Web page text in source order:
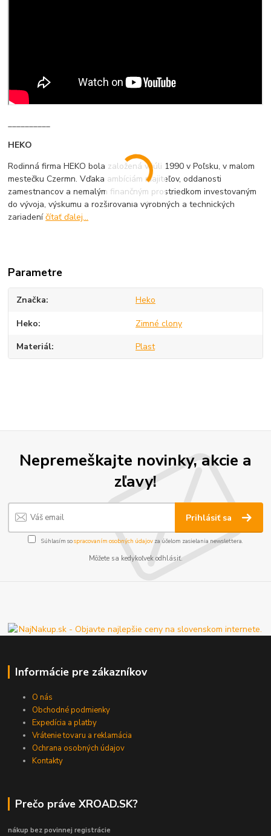
__________
HEKO
Rodinná firma HEKO bola založená v júli 1990 v Poľsku, v malom
mestečku Czermn. Vďaka ambíciám majiteľov, oddanosti
zamestnancov a nemalým finančným prostriedkom investovaným
do vývoja, výskumu a rozširovania výrobných a technických
zariadeníčítať ďalej...
Parametre
Značka Heko
Heko Zimné clony
Materiál Plast
Nepremeškajte novinky, akcie a
zľavy!
Prihlásiť sa
Súhlasím sospracovaním osobných údajov za účelom zasielania newslettera.
Môžete sa kedykoľvek odhlásiť.
Informácie pre zákazníkov
O nás
Obchodné podmienky
Expedícia a platby
Vrátenie tovaru a reklamácia
Ochrana osobných údajov
Kontakty
Prečo práve XROAD.SK?
nákup bez povinnej registrácie